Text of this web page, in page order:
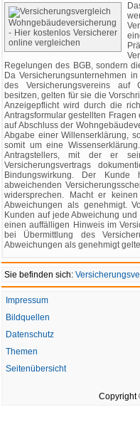
Regelungen des BGB, sondern
Da Versicherungsunternehmen
des Versicherungsvereins auf
besitzen, gelten für sie die
Anzeigepflicht wird durch die
Antragsformular gestellten Fragen
auf Abschluss der
Abgabe einer Willenserklärung,
somit um eine
Antragstellers, mit der er
Versicherungsvertrags
Bindungswirkung. Der
abweichenden
widersprechen. Macht er
Abweichungen als genehmigt.
Kunden auf jede Abweichung
einen auffälligen Hinweis im
bei Übermittlung des
Abweichungen als genehmigt
Sie befinden sich:
Impressum
Bildquellen
Datenschutz
Themen
Seitenübersicht
Copyright